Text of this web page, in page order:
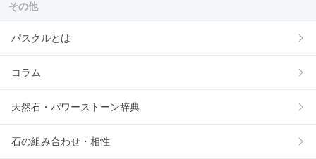
その他
パスクルとは
コラム
天然石・パワーストーン辞典
石の組み合わせ・相性